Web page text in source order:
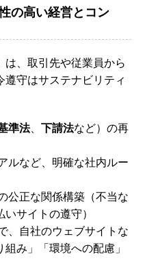
の高い経営とコン
、取引先や従業員から
守はサステナビリティ
準法、 下請法など）の再
ルなど、明確な社内ルー
公正な関係構築（不当な
サイトの遵守）
、自社のウェブサイトな
み」「環境への配慮」